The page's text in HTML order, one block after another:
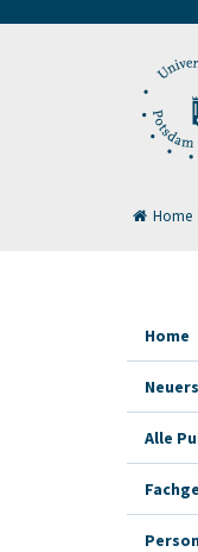
Home
Home
Alle